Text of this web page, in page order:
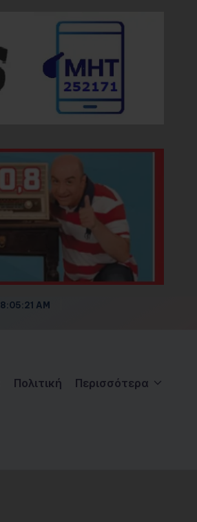
8:05:23 AM
Πολιτική Περισσότερα